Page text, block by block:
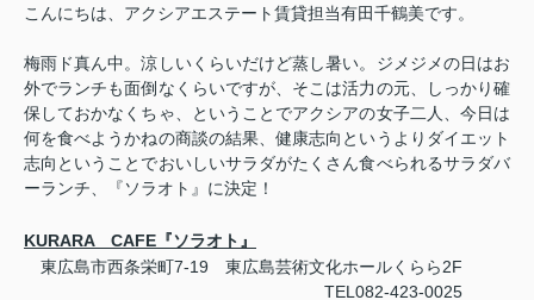
こんにちは、アクシアエステート賃貸担当有田千鶴美です。
梅雨ド真ん中。涼しいくらいだけど蒸し暑い。ジメジメの日はお
外でランチも面倒なくらいですが、そこは活力の元、しっかり確
保しておかなくちゃ、ということでアクシアの女子二人、今日は
何を食べようかねの商談の結果、健康志向というよりダイエット
志向ということでおいしいサラダがたくさん食べられるサラダバ
ーランチ、『ソラオト』に決定！
KURARA CAFE『ソラオト』
東広島市西条栄町7-19 東広島芸術文化ホールくらら2F
TEL082-423-0025